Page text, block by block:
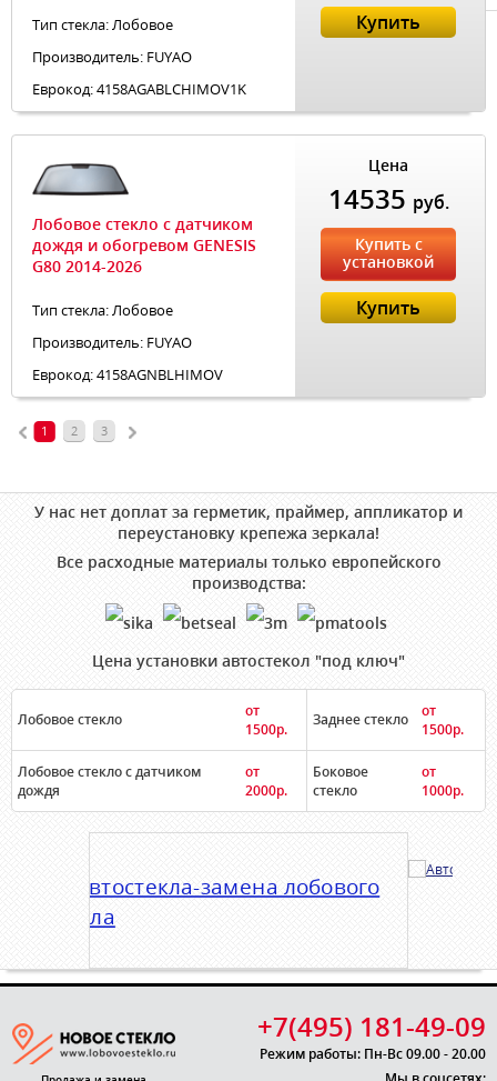
Тип стекла: Лобовое
Производитель: FUYAO
Еврокод: 4158AGABLCHIMOV1K
Купить
Лобовое стекло с датчиком
дождя и обогревом GENESIS
G80 2014-2026
Тип стекла: Лобовое
Производитель: FUYAO
Еврокод: 4158AGNBLHIMOV
Цена
14535 руб.
Купить с
установкой
Купить
1 2 3
У нас нет доплат за герметик, праймер, аппликатор и
переустановку крепежа зеркала!
Все расходные материалы только европейского
производства:
Цена установки автостекол "под ключ"
Лобовое стекло
от
1500р.
Заднее стекло
от
1500р.
Лобовое стекло с датчиком
дождя
от
2000р.
Боковое
стекло
от
1000р.
+7(495) 181-49-09
Режим работы: Пн-Вс 09.00 - 20.00